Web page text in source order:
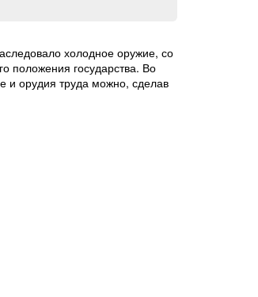
холодное оружие, со
положения государства. Во
и орудия труда можно, сделав